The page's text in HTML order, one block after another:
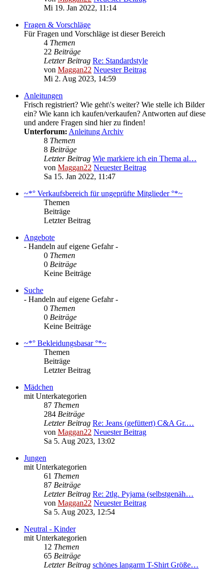
Mi 19. Jan 2022, 11:14
Fragen & Vorschläge
Für Fragen und Vorschläge ist dieser Bereich
4 Themen
22 Beiträge
Letzter Beitrag Re: Standardstyle
von Maggan22 Neuester Beitrag
Mi 2. Aug 2023, 14:59
Anleitungen
Frisch registriert? Wie geht\'s weiter? Wie stelle ich Bilder
ein? Wie kann ich kaufen/verkaufen? Antworten auf diese
und andere Fragen sind hier zu finden!
Unterforum: Anleitung Archiv
8 Themen
8 Beiträge
Letzter Beitrag Wie markiere ich ein Thema al…
von Maggan22 Neuester Beitrag
Sa 15. Jan 2022, 11:47
~*° Verkaufsbereich für ungeprüfte Mitglieder °*~
Themen
Beiträge
Letzter Beitrag
Angebote
- Handeln auf eigene Gefahr -
0 Themen
0 Beiträge
Keine Beiträge
Suche
- Handeln auf eigene Gefahr -
0 Themen
0 Beiträge
Keine Beiträge
~*° Bekleidungsbasar °*~
Themen
Beiträge
Letzter Beitrag
Mädchen
mit Unterkategorien
87 Themen
284 Beiträge
Letzter Beitrag Re: Jeans (gefüttert) C&A Gr.…
von Maggan22 Neuester Beitrag
Sa 5. Aug 2023, 13:02
Jungen
mit Unterkategorien
61 Themen
87 Beiträge
Letzter Beitrag Re: 2tlg. Pyjama (selbstgenäh…
von Maggan22 Neuester Beitrag
Sa 5. Aug 2023, 12:54
Neutral - Kinder
mit Unterkategorien
12 Themen
65 Beiträge
Letzter Beitrag schönes langarm T-Shirt Größe…